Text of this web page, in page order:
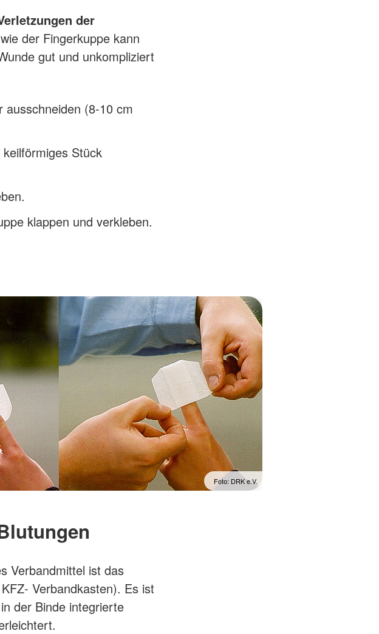
Foto: DRK e.V.
der
der Fingerkuppe kann
gut und unkompliziert
(8-10 cm
Stück
klappen und verkleben.
Verbandmittel ist das
Verbandkasten). Es ist
der Binde integrierte